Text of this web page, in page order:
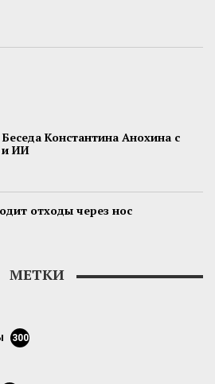
Константина Анохина с
и ИИ
отходы через нос
МЕТКИ
300